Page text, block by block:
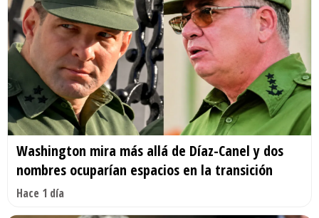
Washington mira más allá de Díaz-Canel y dos
nombres ocuparían espacios en la transición
Hace 1 día